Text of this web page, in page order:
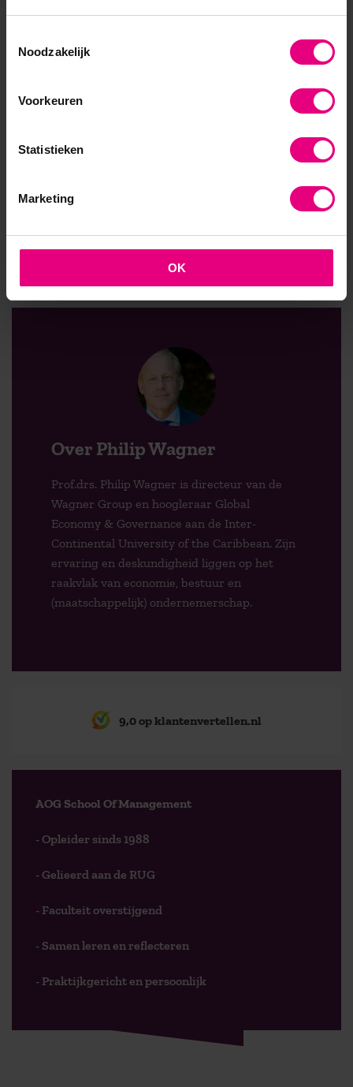
Noodzakelijk
Voorkeuren
Statistieken
Marketing
OK
Wagner maakt zich
de afnemende
biodiversiteit, terwijl de verwoesting van de ecologie
neergaande economie.
op
die
organisaties en zeker ook in de
duurzaamheid en
vragen is de inspiratie om leiders de ruimte te
Over Philip Wagner
Prof.drs. Philip Wagner is directeur van de
Wagner Group en hoogleraar Global
Economy & Governance aan de Inter-
Continental University of the Caribbean. Zijn
ervaring en deskundigheid liggen op het
raakvlak van economie, bestuur en
(maatschappelijk) ondernemerschap.
9,0 op klantenvertellen.nl
AOG School Of Management
- Opleider sinds 1988
- Gelieerd aan de RUG
- Faculteit overstijgend
- Samen leren en reflecteren
- Praktijkgericht en persoonlijk